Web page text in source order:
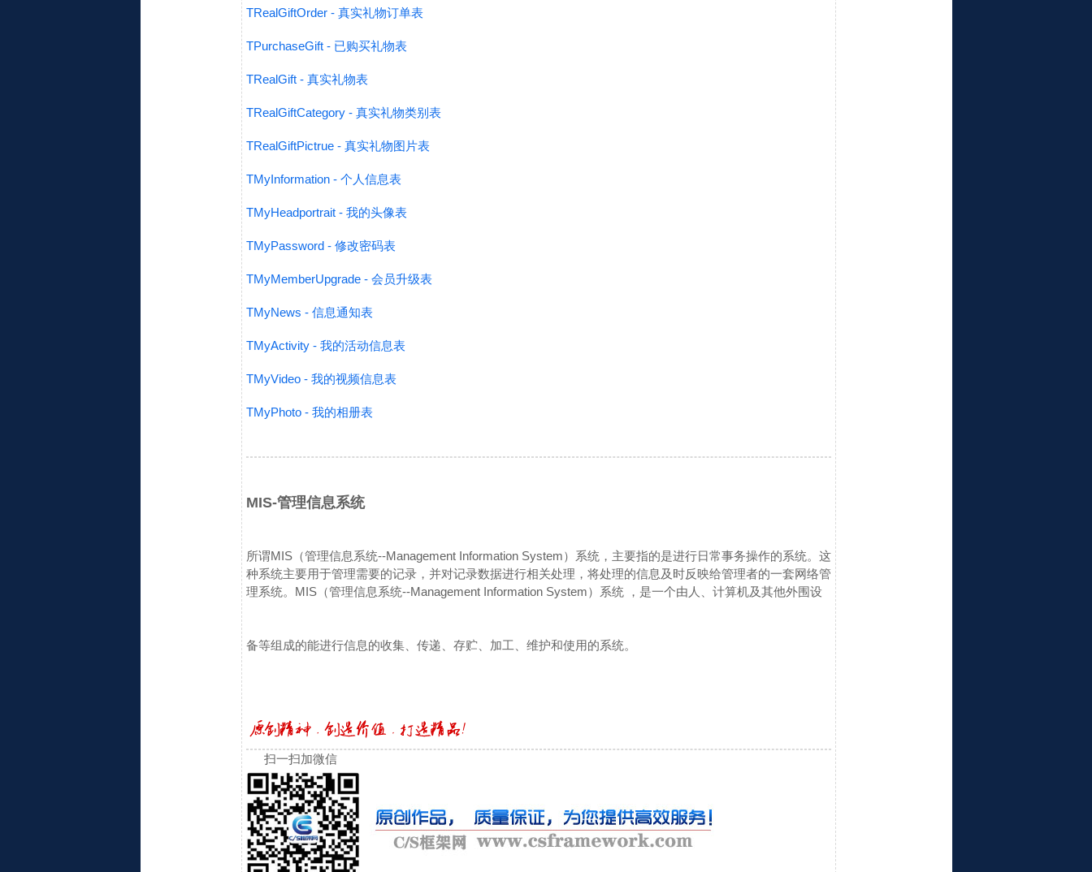
TRealGiftOrder - 真实礼物订单表
TPurchaseGift - 已购买礼物表
TRealGift - 真实礼物表
TRealGiftCategory - 真实礼物类别表
TRealGiftPictrue - 真实礼物图片表
TMyInformation - 个人信息表
TMyHeadportrait - 我的头像表
TMyPassword - 修改密码表
TMyMemberUpgrade - 会员升级表
TMyNews - 信息通知表
TMyActivity - 我的活动信息表
TMyVideo - 我的视频信息表
TMyPhoto - 我的相册表
MIS-管理信息系统
所谓MIS（管理信息系统--Management Information System）系统，主要指的是进行日常事务操作的系统。这
种系统主要用于管理需要的记录，并对记录数据进行相关处理，将处理的信息及时反映给管理者的一套网络管
理系统。 MIS（管理信息系统--Management Information System）系统 ，是一个由人、计算机及其他外围设
备等组成的能进行信息的收集、传递、存贮、加工、维护和使用的系统。
扫一扫加微信